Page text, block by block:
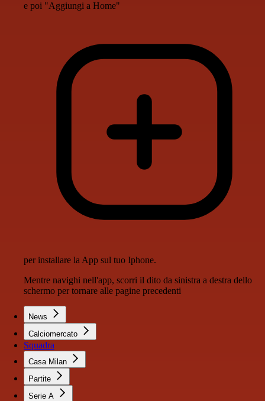
e poi "Aggiungi a Home"
per installare la App sul tuo Iphone.
Mentre navighi nell'app, scorri il dito da sinistra a destra dello
schermo per tornare alle pagine precedenti
News
Calciomercato
Squadra
Casa Milan
Partite
Serie A